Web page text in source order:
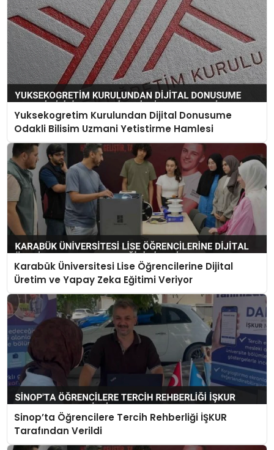
Yuksekogretim Kurulundan Dijital Donusume
Odakli Bilisim Uzmani Yetistirme Hamlesi
Karabük Üniversitesi Lise Öğrencilerine Dijital
Üretim ve Yapay Zeka Eğitimi Veriyor
Sinop’ta Öğrencilere Tercih Rehberliği İŞKUR
Tarafından Verildi